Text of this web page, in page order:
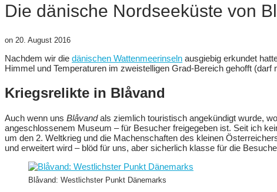
Die dänische Nordseeküste von
on 20. August 2016
Nachdem wir die dänischen Wattenmeerinseln ausgiebig erkundet
Himmel und Temperaturen im zweistelligen Grad-Bereich gehofft
Kriegsrelikte in Blåvand
Auch wenn uns Blåvandals ziemlich touristisch angekündigt wurde,
angeschlossenem Museum – für Besucher freigegeben ist. Seit ich
um den 2. Weltkrieg und die Machenschaften des kleinen
und erweitert wird – blöd für uns, aber sicherlich klasse für die
Blåvand: Westlichster Punkt Dänemarks